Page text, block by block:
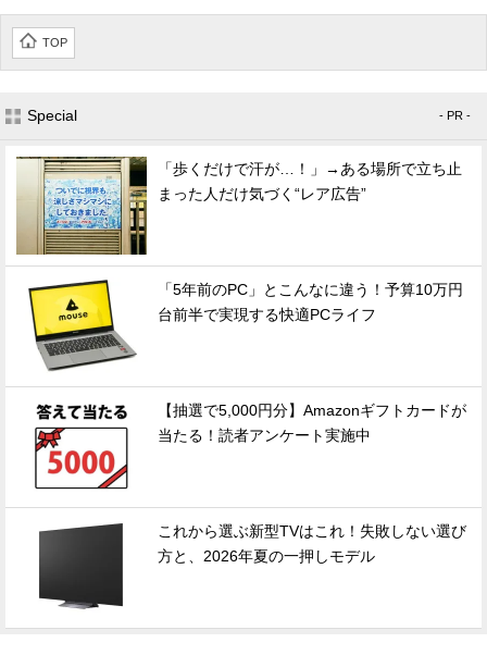
TOP
Special - PR -
「歩くだけで汗が…！」→ある場所で立ち止
まった人だけ気づく“レア広告”
「5年前のPC」とこんなに違う！予算10万円
台前半で実現する快適PCライフ
【抽選で5,000円分】Amazonギフトカードが
当たる！読者アンケート実施中
これから選ぶ新型TVはこれ！失敗しない選び
方と、2026年夏の一押しモデル